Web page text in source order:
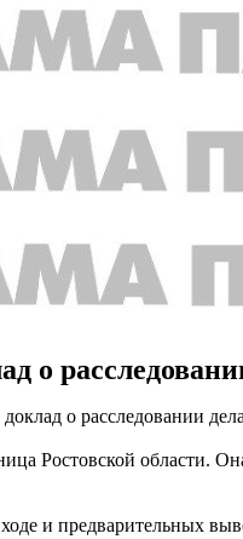
о
о расследовании
Ростовской области.
и предварительных